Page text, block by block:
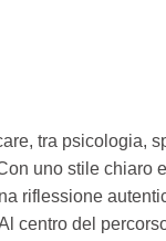
tra psicologia,
uno stile chiaro
riflessione
centro del